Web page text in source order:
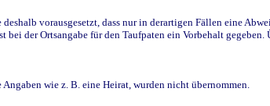
vorausgesetzt, dass nur in derartigen Fällen eine
der Ortsangabe für den Taufpaten ein Vorbehalt
wie z. B. eine Heirat, wurden nicht übernommen.